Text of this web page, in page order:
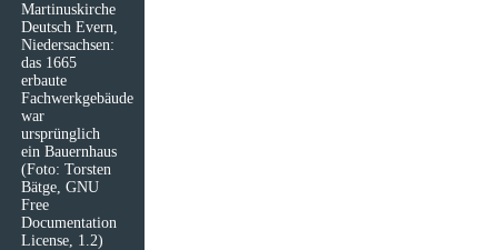
Martinuskirche
Deutsch Evern,
Niedersachsen:
das 1665
erbaute
Fachwerkgebäude
war
ursprünglich
ein Bauernhaus
(Foto: Torsten
Bätge, GNU
Free
Documentation
License, 1.2)